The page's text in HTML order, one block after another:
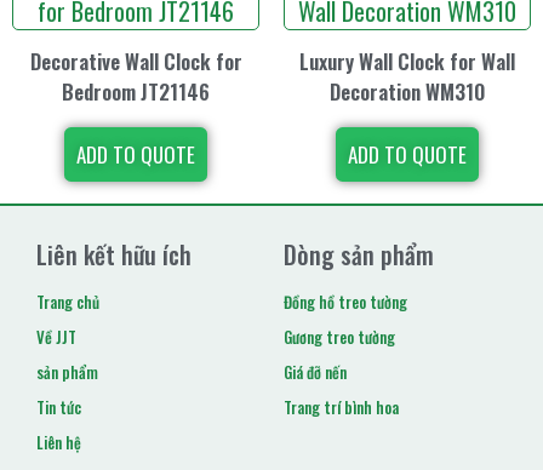
Decorative Wall Clock for
Bedroom JT21146
ADD TO QUOTE
Luxury Wall Clock for Wall
Decoration WM310
ADD TO QUOTE
Liên kết hữu ích
Trang chủ
Về JJT
sản phẩm
Tin tức
Liên hệ
Dòng sản phẩm
Đồng hồ treo tường
Gương treo tường
Giá đỡ nến
Trang trí bình hoa